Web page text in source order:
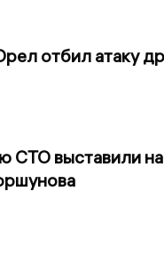
отбил атаку
СТО выставили